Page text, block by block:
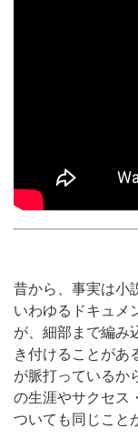
昔から、事実は小
いわゆるドキュメ
が、細部まで編み
き付けることがあ
が脈打っているか
の生涯やサクセス
ついても同じこと